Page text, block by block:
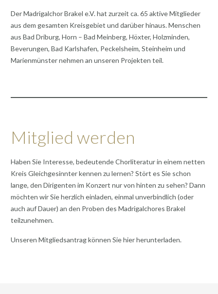
Der Madrigalchor Brakel e.V. hat zurzeit ca. 65 aktive Mitglieder
aus dem gesamten Kreisgebiet und darüber hinaus. Menschen
aus Bad Driburg, Horn – Bad Meinberg, Höxter, Holzminden,
Beverungen, Bad Karlshafen, Peckelsheim, Steinheim und
Marienmünster nehmen an unseren Projekten teil.
Mitglied werden
Haben Sie Interesse, bedeutende Chorliteratur in einem netten
Kreis Gleichgesinnter kennen zu lernen? Stört es Sie schon
lange, den Dirigenten im Konzert nur von hinten zu sehen? Dann
möchten wir Sie herzlich einladen, einmal unverbindlich (oder
auch auf Dauer) an den Proben des Madrigalchores Brakel
teilzunehmen.
Unseren Mitgliedsantrag können Sie hier herunterladen.